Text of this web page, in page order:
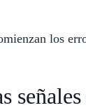
los